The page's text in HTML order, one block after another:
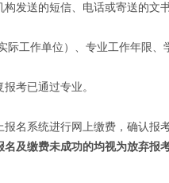
发送的短信、电话或寄送的文
工作单位）、专业工作年限、
考已通过专业。
报名系统进行网上缴费，确认报
名及缴费未成功的均视为放弃报考